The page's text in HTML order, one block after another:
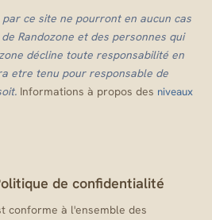
ce site ne pourront en aucun cas
Randozone et des personnes qui
décline toute responsabilité en
etre tenu pour responsable de
Informations à propos des niveaux
de confidentialité
conforme à l'ensemble des